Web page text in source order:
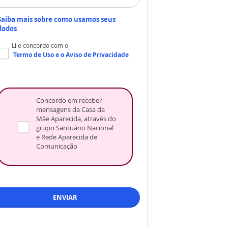
mais sobre como usamos seus
Li e concordo com o
Termo de Usoe oAviso de Privacidade
Concordo em receber
mensagens da Casa da
Mãe Aparecida, através do
grupo Santuário Nacional
e Rede Aparecida de
Comunicação
ENVIAR